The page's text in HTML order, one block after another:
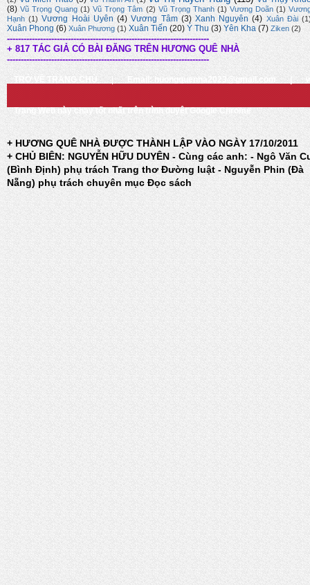
(8) Vũ Trọng Quang (1) Vũ Trọng Tâm (2) Vũ Trọng Thanh (1) Vương Doãn (1)
Hạnh (1) Vương Hoài Uyên (4) Vương Tâm (3) Xanh Nguyên (4) Xuân Đài
Xuân Phong (6) Xuân Phương (1) Xuân Tiến (20) Ý Thu (3) Yên Kha (7) Ziken (2)
-------------------------------------------------------------------------
+ 817 TÁC GIẢ CÓ BÀI ĐĂNG TRÊN HƯƠNG QUÊ NHÀ
-------------------------------------------------------------------------
TRỞ VỀ TRANG CHỦ Email: huongquenha2023@gmail.com
Trang Web này chạy tốt nhất trên trình duyệt Google Chrome
+ HƯƠNG QUÊ NHÀ ĐƯỢC THÀNH LẬP VÀO NGÀY 17/10/2011
+ CHỦ BIÊN: NGUYỄN HỮU DUYÊN - Cùng các anh: - Ngô Văn
(Bình Định) phụ trách Trang thơ Đường luật - Nguyễn Phin (Đà
Nẵng) phụ trách chuyên mục Đọc sách